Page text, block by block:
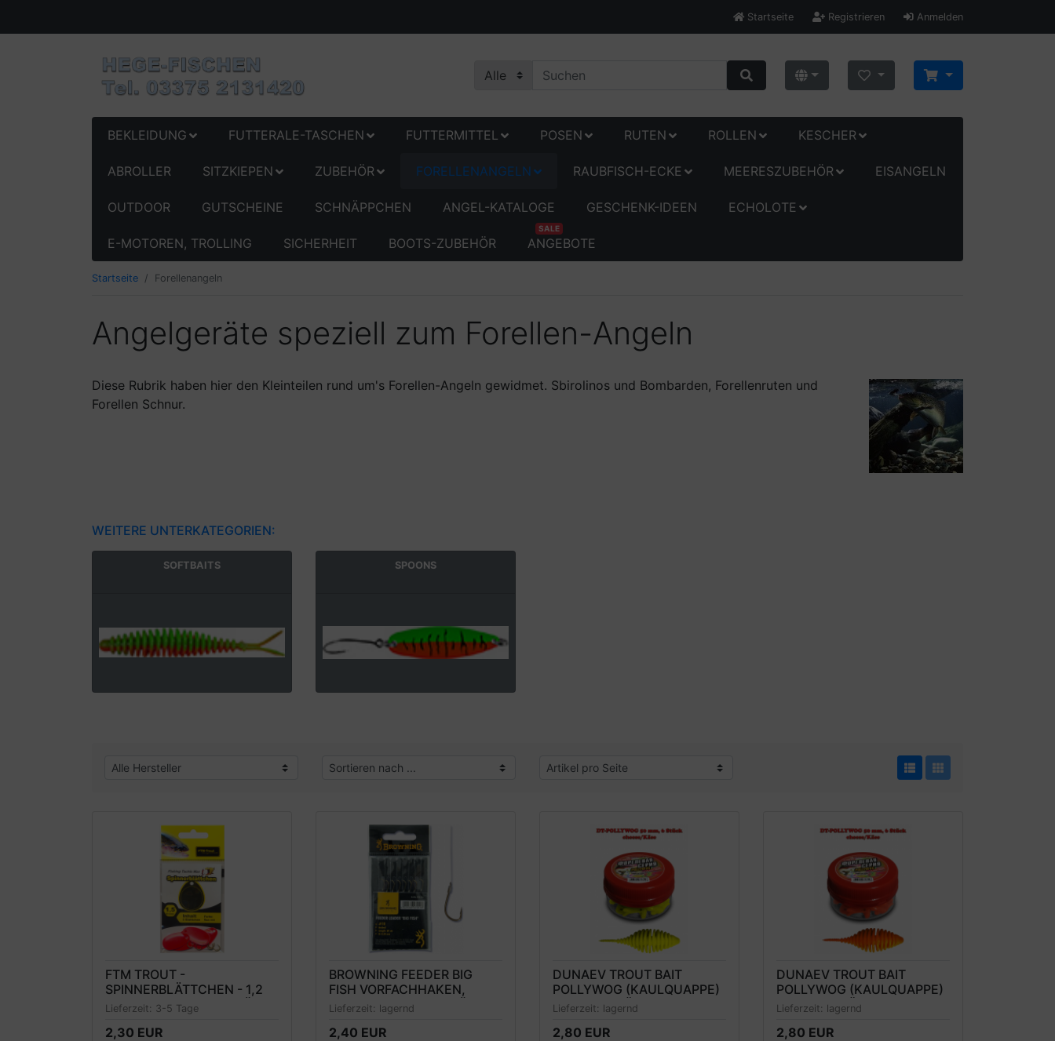
Startseite Registrieren Anmelden
BEKLEIDUNG FUTTERALE-TASCHEN FUTTERMITTEL POSEN RUTEN ROLLEN KESCHER
ABROLLER SITZKIEPEN ZUBEHÖR FORELLENANGELN RAUBFISCH-ECKE MEERESZUBEHÖR EISANGELN
OUTDOOR GUTSCHEINE SCHNÄPPCHEN ANGEL-KATALOGE GESCHENK-IDEEN ECHOLOTE
E-MOTOREN, TROLLING SICHERHEIT BOOTS-ZUBEHÖR ANGEBOTE
SALE
Startseite Forellenangeln
Angelgeräte speziell zum Forellen-Angeln
Diese Rubrik haben hier den Kleinteilen rund um's Forellen-Angeln gewidmet. Sbirolinos und Bombarden, Forellenruten und
Forellen Schnur.
WEITERE UNTERKATEGORIEN:
SOFTBAITS SPOONS
FTM TROUT -
SPINNERBLÄTTCHEN - 1,2
UND 1,5 GRAMM - 5 STÜCK
Lieferzeit: 3-5 Tage
2,30 EUR
BROWNING FEEDER BIG
FISH VORFACHHAKEN,
BRONZE, 100CM 8 STÜCK,
ABVERKAUF
Lieferzeit: lagernd
2,40 EUR
DUNAEV TROUT BAIT
POLLYWOG (KAULQUAPPE)
FORELLENKÖDER 50MM,
GELB, KÄSEDUFT
Lieferzeit: lagernd
2,80 EUR
DUNAEV TROUT BAIT
POLLYWOG (KAULQUAPPE)
FORELLENKÖDER 50MM,
ORANGE, KÄSEDUFT
Lieferzeit: lagernd
2,80 EUR